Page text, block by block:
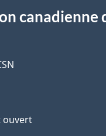
canadienne
ouvert